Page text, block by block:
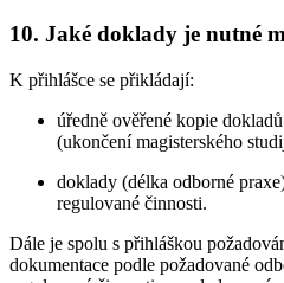
10. Jaké doklady je nutné
K přihlášce se přikládají:
úředně ověřené kopie
(ukončení magisterského
doklady (délka odborné
regulované činnosti.
Dále je spolu s přihláškou
dokumentace podle požadované